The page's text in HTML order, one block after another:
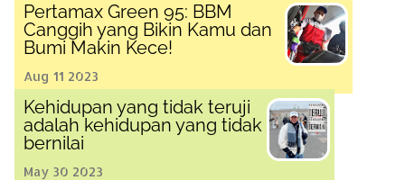
Pertamax Green 95: BBM
Canggih yang Bikin Kamu dan
Bumi Makin Kece!
Aug 11 2023
Kehidupan yang tidak teruji
adalah kehidupan yang tidak
bernilai
May 30 2023